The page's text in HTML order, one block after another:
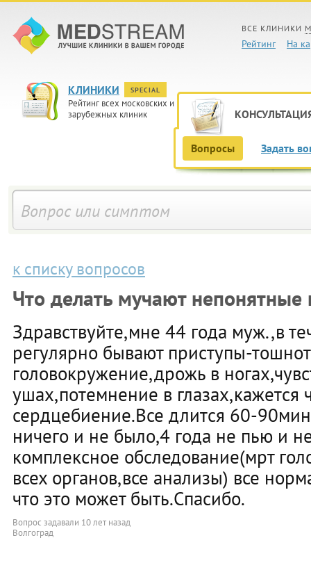
ВСЕ КЛИНИКИ
Рейтинг На
КЛИНИКИ SPECIAL
Рейтинг всех московских и
зарубежных клиник
Вопросы Задать
к списку вопросов
Что делать мучают непонятные
Здравствуйте,мне 44 года муж.,в
регулярно бывают приступы-
головокружение,дрожь в
ушах,потемнение в глазах,кажется
сердцебиение.Все длится 60-
ничего и не было,4 года не пью и
комплексное обследование(мрт
всех органов,все анализы) все
что это может быть.Спасибо.
Вопрос задавали 10 лет назад
Волгоград